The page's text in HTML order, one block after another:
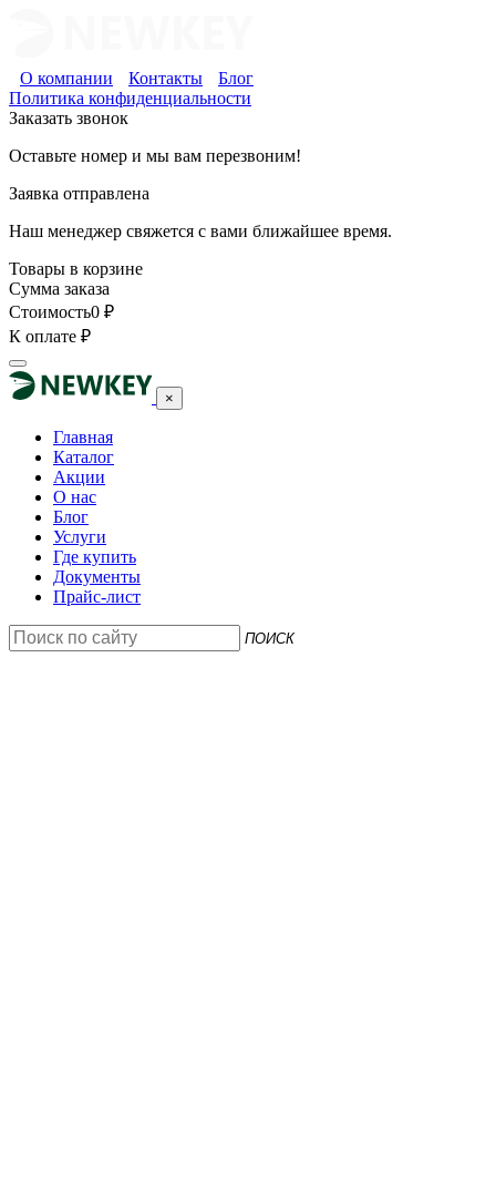
О компании Контакты
Блог
Политика конфиденциальности
Заказать звонок
Оставьте номер и мы вам перезвоним!
Заявка отправлена
Наш менеджер свяжется с вами ближайшее время.
Товары в корзине
Сумма заказа
Стоимость0 ₽
К оплате ₽
×
Главная
Каталог
Акции
О нас
Блог
Услуги
Где купить
Документы
Прайс-лист
ПОИСК